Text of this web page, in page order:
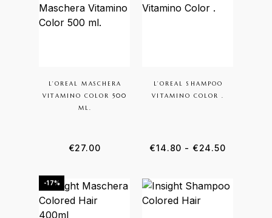
L’OREAL MASCHERA
VITAMINO COLOR 500
ML.
€27.00
L’OREAL SHAMPOO
VITAMINO COLOR .
€14.80 - €24.50
-17%